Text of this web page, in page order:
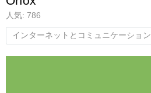
人気: 786
インターネットとコミュニケーション